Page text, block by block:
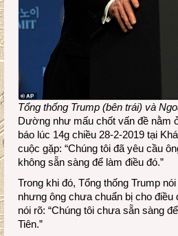
Tổng thống Trump (bên trái) và
Dường như mấu chốt vấn đề nằm
báo lúc 14g chiều 28-2-2019 tại
cuộc gặp: “Chúng tôi đã yêu cầu
không sẵn sàng để làm điều đó.”
Trong khi đó, Tổng thống Trump
nhưng ông chưa chuẩn bị cho điều
nói rõ: “Chúng tôi chưa sẵn sàng
Tiên.”